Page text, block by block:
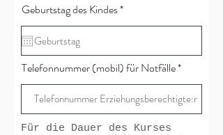
Geburtstag des Kindes*r
q
i
r
e
d
Telefonnummer (mobil) für Notfälle
Für die Dauer des Kurses